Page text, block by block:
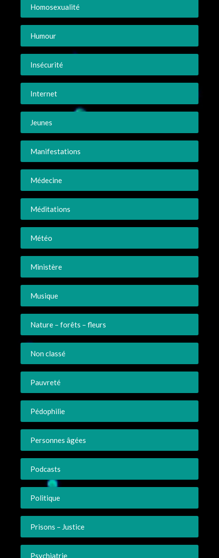
Homosexualité
Humour
Insécurité
Internet
Jeunes
Manifestations
Médecine
Méditations
Météo
Ministère
Musique
Nature – forêts – fleurs
Non classé
Pauvreté
Pédophilie
Personnes âgées
Podcasts
Politique
Prisons – Justice
Psychiatrie